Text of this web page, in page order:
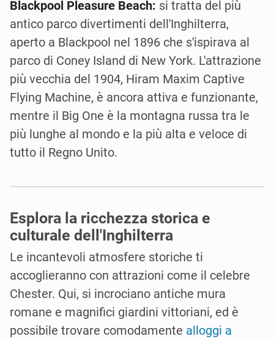
Blackpool Pleasure Beach: si tratta del più
antico parco divertimenti dell'Inghilterra,
aperto a Blackpool nel 1896 che s'ispirava al
parco di Coney Island di New York. L'attrazione
più vecchia del 1904, Hiram Maxim Captive
Flying Machine, è ancora attiva e funzionante,
mentre il Big One è la montagna russa tra le
più lunghe al mondo e la più alta e veloce di
tutto il Regno Unito.
Esplora la ricchezza storica e
culturale dell'Inghilterra
Le incantevoli atmosfere storiche ti
accoglieranno con attrazioni come il celebre
Chester. Qui, si incrociano antiche mura
romane e magnifici giardini vittoriani, ed è
possibile trovare comodamente alloggi a